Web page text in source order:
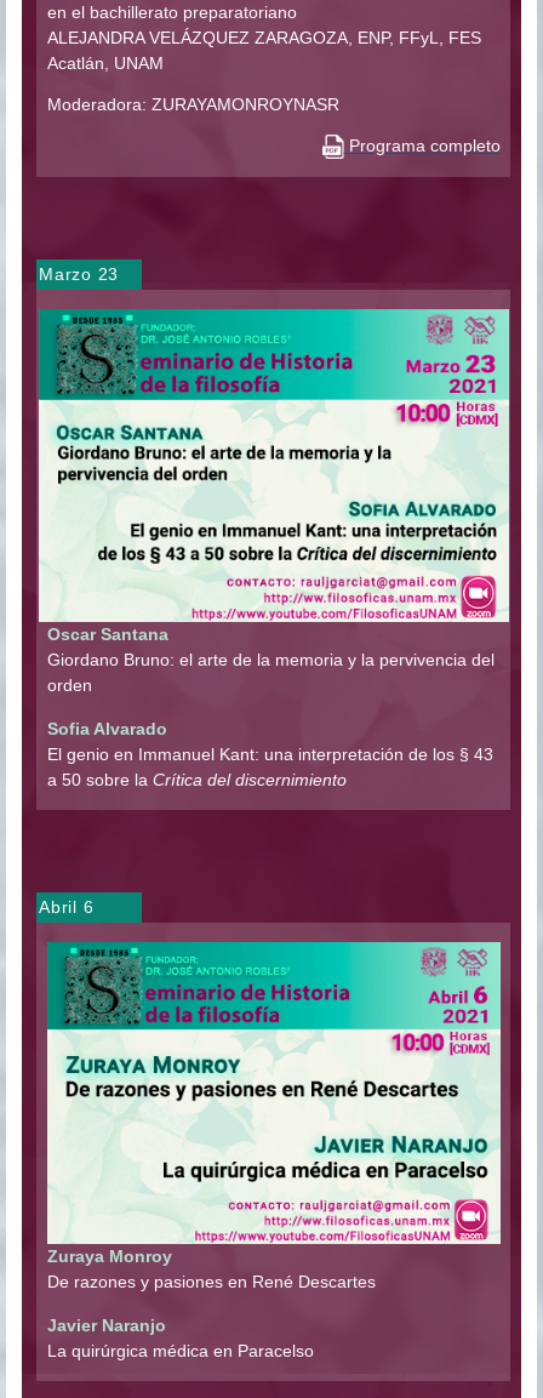
en el bachillerato preparatoriano
ALEJANDRA VELÁZQUEZ ZARAGOZA, ENP, FFyL, FES
Acatlán, UNAM
Moderadora: ZURAYAMONROYNASR
Programa completo
Marzo 23
Oscar Santana
Giordano Bruno: el arte de la memoria y la pervivencia del
orden
Sofia Alvarado
El genio en Immanuel Kant: una interpretación de los § 43
a 50 sobre laCrítica del discernimiento
Abril 6
Zuraya Monroy
De razones y pasiones en René Descartes
Javier Naranjo
La quirúrgica médica en Paracelso